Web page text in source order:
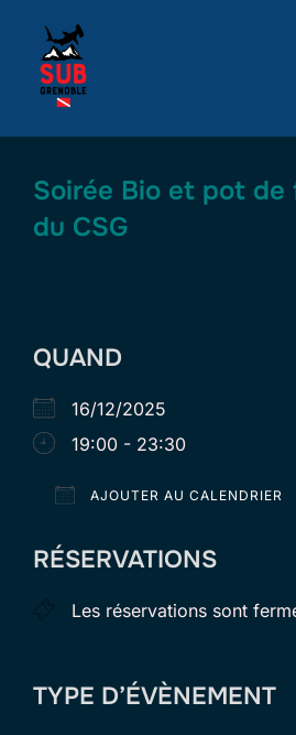
contenu
Soirée Bio et pot de
du CSG
QUAND
16/12/2025
19:00 - 23:30
AJOUTER AU CALENDRIER
RÉSERVATIONS
Les réservations sont
TYPE D’ÉVÈNEMENT